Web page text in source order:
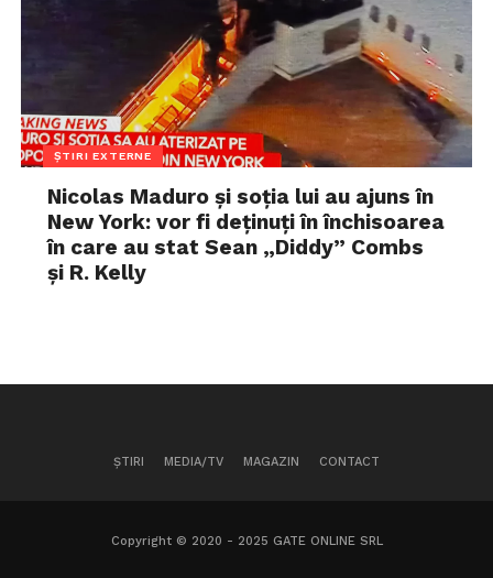
ȘTIRI EXTERNE
Nicolas Maduro și soția lui au ajuns în
New York: vor fi deținuți în închisoarea
în care au stat Sean „Diddy” Combs
și R. Kelly
ȘTIRI MEDIA/TV MAGAZIN CONTACT
Copyright © 2020 - 2025 GATE ONLINE SRL